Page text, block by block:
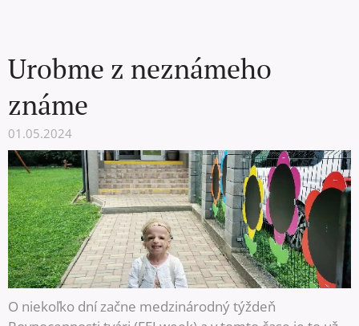
Urobme z neznámeho
známe
01.05.2024
O niekoľko dní začne medzinárodný týždeň